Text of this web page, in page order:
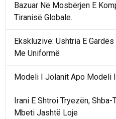
Bazuar Në Mosbërjen E
Tiranisë Globale.
Ekskluzive: Ushtria E
Me Uniformë
Modeli I Jolanit Apo Modeli
Irani E Shtroi Tryezën,
Mbeti Jashtë Loje